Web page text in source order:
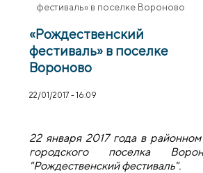
фестиваль» в поселке Вороново
«Рождественский
фестиваль» в поселке
Вороново
22/01/2017 - 16:09
22 января 2017 года в
городского поселка
"Рождественский фестиваль".